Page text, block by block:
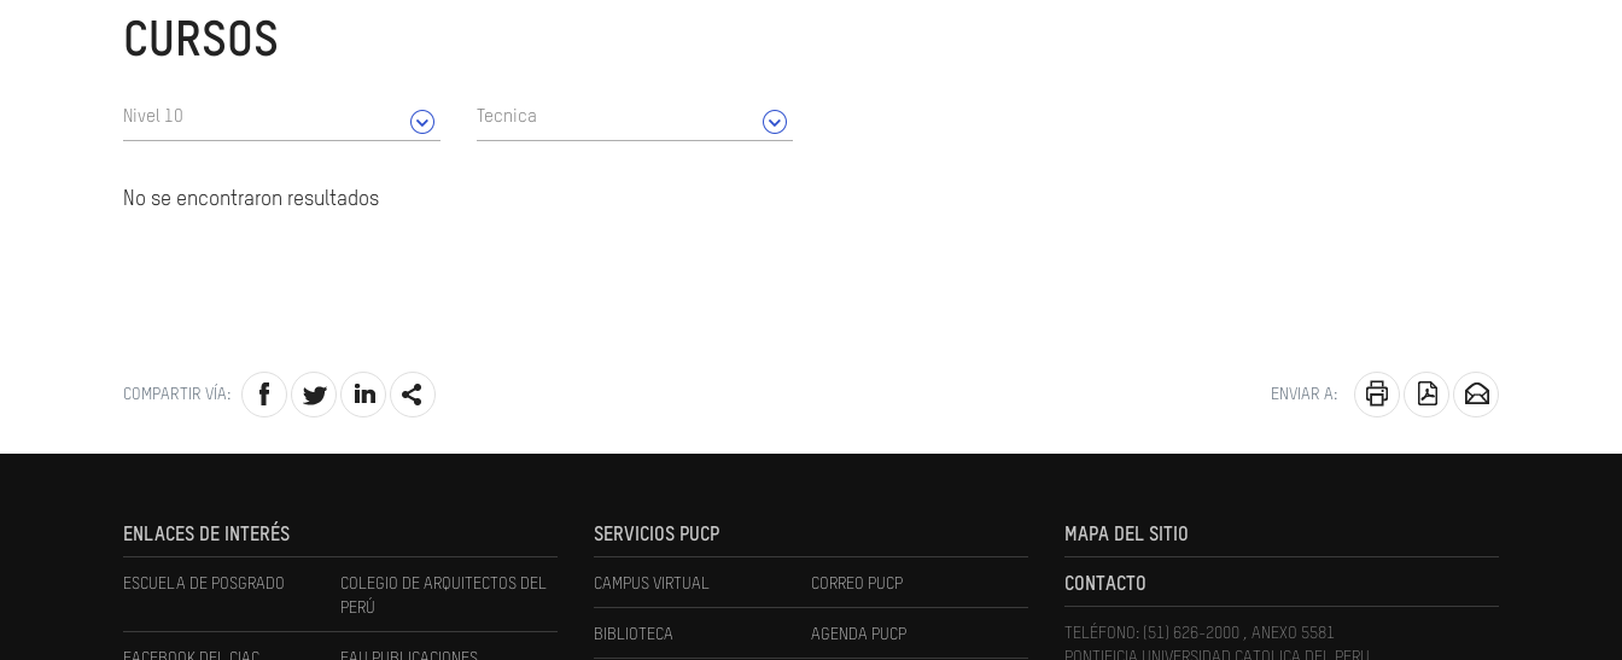
CURSOS
Nivel 10 Tecnica
No se encontraron resultados
COMPARTIR VÍA: ENVIAR A:
ENLACES DE INTERÉS
ESCUELA DE POSGRADO
COLEGIO DE ARQUITECTOS DEL
PERÚ
SERVICIOS PUCP
CAMPUS VIRTUAL CORREO PUCP
BIBLIOTECA AGENDA PUCP
MAPA DEL SITIO
CONTACTO
TELÉFONO: (51) 626-2000 , ANEXO 5581